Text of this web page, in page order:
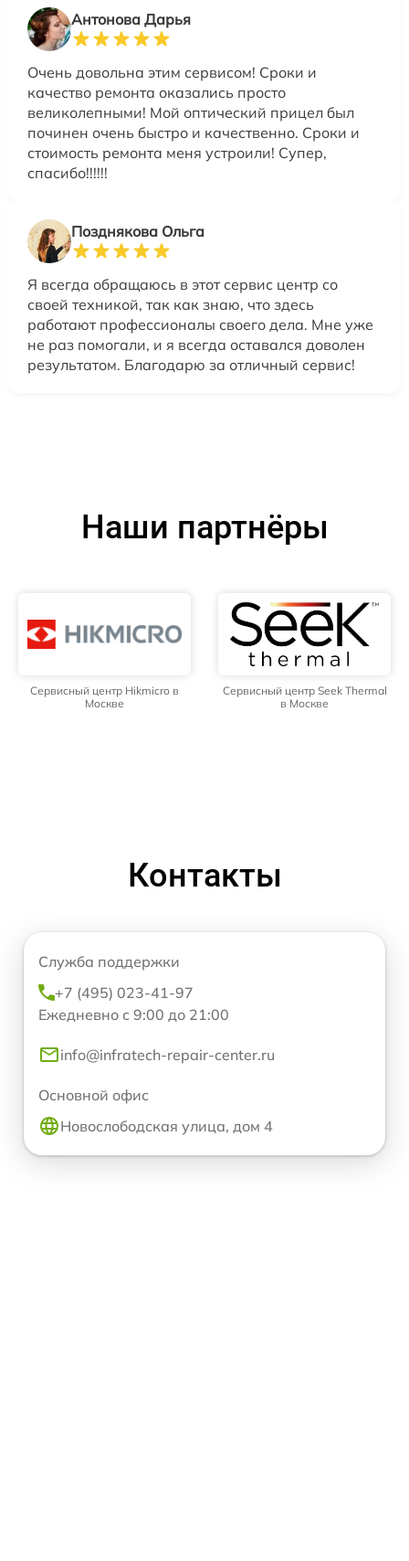
Антонова Дарья
Очень довольна этим сервисом! Сроки и
качество ремонта оказались просто
великолепными! Мой оптический прицел был
починен очень быстро и качественно. Сроки и
стоимость ремонта меня устроили! Супер,
спасибо!!!!!!
Позднякова Ольга
Я всегда обращаюсь в этот сервис центр со
своей техникой, так как знаю, что здесь
работают профессионалы своего дела. Мне уже
не раз помогали, и я всегда оставался доволен
результатом. Благодарю за отличный сервис!
Наши партнёры
Сервисный центр Hikmicro в
Москве
Сервисный центр Seek Thermal
в Москве
Контакты
Служба поддержки
+7 (495) 023-41-97
Ежедневно с 9:00 до 21:00
info@infratech-repair-center.ru
Основной офис
Новослободская улица, дом 4